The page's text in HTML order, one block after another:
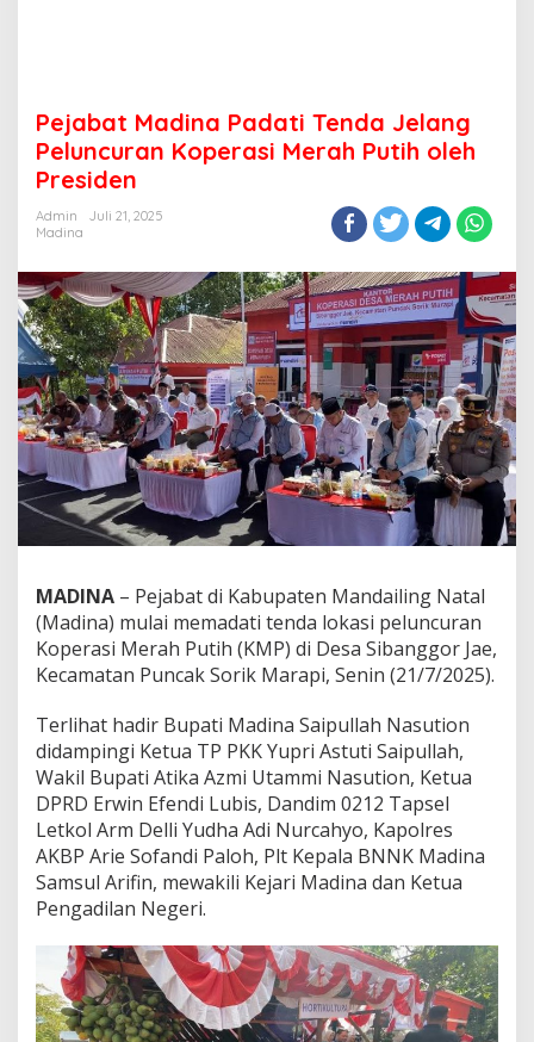
Pejabat Madina Padati Tenda Jelang
Peluncuran Koperasi Merah Putih oleh
Presiden
Admin
Juli 21, 2025
Madina
MADINA – Pejabat di Kabupaten Mandailing Natal
(Madina) mulai memadati tenda lokasi peluncuran
Koperasi Merah Putih (KMP) di Desa Sibanggor Jae,
Kecamatan Puncak Sorik Marapi, Senin (21/7/2025).
Terlihat hadir Bupati Madina Saipullah Nasution
didampingi Ketua TP PKK Yupri Astuti Saipullah,
Wakil Bupati Atika Azmi Utammi Nasution, Ketua
DPRD Erwin Efendi Lubis, Dandim 0212 Tapsel
Letkol Arm Delli Yudha Adi Nurcahyo, Kapolres
AKBP Arie Sofandi Paloh, Plt Kepala BNNK Madina
Samsul Arifin, mewakili Kejari Madina dan Ketua
Pengadilan Negeri.